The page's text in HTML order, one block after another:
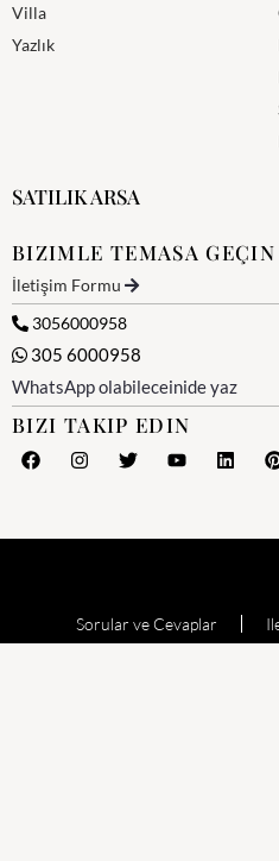
Villa
Yazlık
SATILIK ARSA
BIZIMLE TEMASA GEÇIN
İletişim Formu
3056000958
305 6000958
WhatsApp olabileceinide yaz
BIZI TAKIP EDIN
Sorular ve Cevaplar